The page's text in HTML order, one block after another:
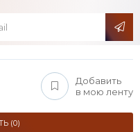
Добавить
в мою ленту
(0)